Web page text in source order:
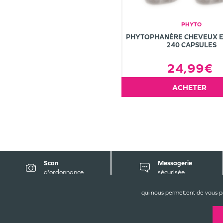
qui nous permettent de vous
PHYTO
PHYTOPHANÈRE CHEVEUX
240 CAPSULES
24,99€
ACHETER
Scan
d'ordonnance
Messagerie
sécurisée
La